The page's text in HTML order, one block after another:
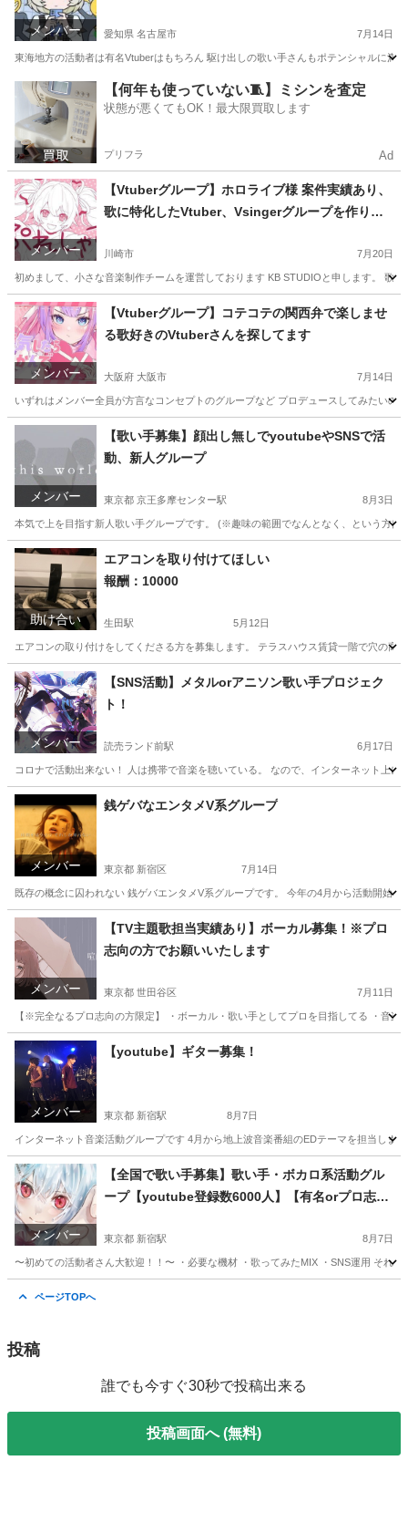
メンバー 愛知県 名古屋市 7月14日
東海地方の活動者は有名Vtuberはもちろん 駆け出しの歌い手さんもポテンシャルに満
愛知 名古屋市 バンドメンバー ホロライブ
【何年も使っていない🧵】ミシンを査定
状態が悪くてもOK！最大限買取します
プリフラ Ad
メンバー
【Vtuberグループ】ホロライブ様 案件実績あり、
歌に特化したVtuber、Vsingerグループを作りた
川崎市 7月20日
初めまして、小さな音楽制作チームを運営しております KB STUDIOと申します。 歌
神奈川 川崎市 グループ
メンバー
【Vtuberグループ】コテコテの関西弁で楽しませ
る歌好きのVtuberさんを探してます
大阪府 大阪市 7月14日
いずれはメンバー全員が方言なコンセプトのグループなど プロデュースしてみたい
大阪 大阪市 その他 ホロライブ
メンバー
【歌い手募集】顔出し無しでyoutubeやSNSで活
動、新人グループ
東京都 京王多摩センター駅 8月3日
本気で上を目指す新人歌い手グループです。 (※趣味の範囲でなんとなく、という方
東京 新宿区 京王多摩センター駅 その他
その他 歌い手
助け合い
エアコンを取り付けてほしい
報酬：10000
生田駅 5月12日
エアコンの取り付けをしてくださる方を募集します。 テラスハウス賃貸一階で穴の
神奈川 川崎市 生田駅 手伝って/助けて 取り付け
メンバー
【SNS活動】メタルorアニソン歌い手プロジェク
ト！
読売ランド前駅 6月17日
コロナで活動出来ない！ 人は携帯で音楽を聴いている。 なので、インターネット上
神奈川 川崎市 読売ランド前駅 バンドメンバー
メンバー
銭ゲバなエンタメV系グループ
東京都 新宿区 7月14日
既存の概念に囚われない 銭ゲバエンタメV系グループです。 今年の4月から活動開始
東京 新宿区 バンドメンバー V系
メンバー
【TV主題歌担当実績あり】ボーカル募集！※プロ
志向の方でお願いいたします
東京都 世田谷区 7月11日
【※完全なるプロ志向の方限定】 ・ボーカル・歌い手としてプロを目指してる ・音
東京 世田谷区 バンドメンバー YOASOBI
メンバー
【youtube】ギター募集！
東京都 新宿駅 8月7日
インターネット音楽活動グループです 4月から地上波音楽番組のEDテーマを担当し
東京 新宿区 新宿駅 バンド
メンバー
【全国で歌い手募集】歌い手・ボカロ系活動グル
ープ【youtube登録数6000人】【有名orプロ志
東京都 新宿駅 8月7日
〜初めての活動者さん大歓迎！！〜 ・必要な機材 ・歌ってみたMIX ・SNS運用 それ
ページTOPへ
投稿
誰でも今すぐ30秒で投稿出来る
投稿画面へ (無料)